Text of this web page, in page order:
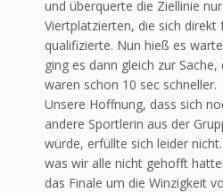
und überquerte die Ziellinie
Viertplatzierten, die sich direkt
qualifizierte. Nun hieß es
ging es dann gleich zur
waren schon 10 sec schneller.
Unsere Hoffnung, dass sich
andere Sportlerin aus der
würde, erfüllte sich leider
was wir alle nicht gehofft
das Finale um die Winzigkeit